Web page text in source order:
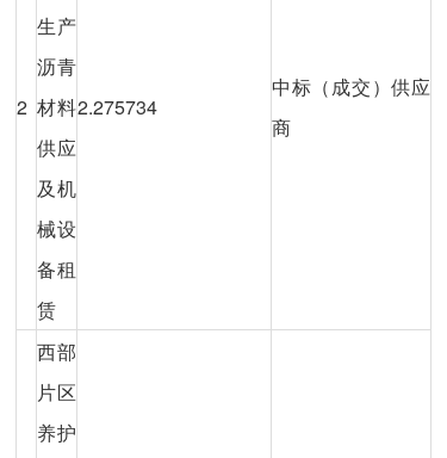
2
生产
沥青
材料
供应
及机
械设
备租
赁
2.275734
中标（成交）供应
商
西部
片区
养护